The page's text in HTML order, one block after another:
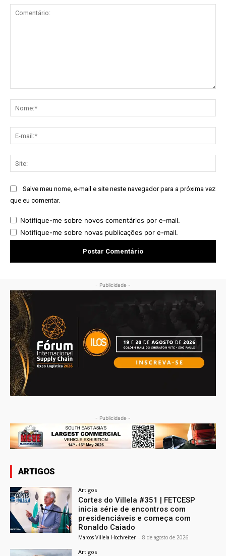
Salve meu nome, e-mail e site neste navegador para a próxima vez
que eu comentar.
Notifique-me sobre novos comentários por e-mail.
Notifique-me sobre novas publicações por e-mail.
- Publicidade -
- Publicidade -
ARTIGOS
Artigos
Cortes do Villela #351 | FETCESP
inicia série de encontros com
presidenciáveis e começa com
Ronaldo Caiado
Marcos Villela Hochreiter - 8 de agosto de 2026
Artigos